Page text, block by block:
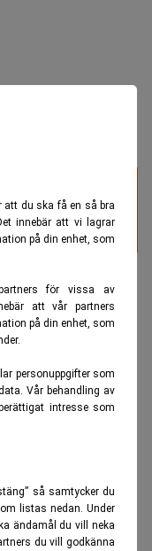
att du ska få en så bra
innebär att vi lagrar
på din enhet, som
för vissa av
att vår partners
på din enhet, som
personuppgifter som
Vår behandling av
intresse som
så samtycker du
listas nedan. Under
ändamål du vill neka
du vill godkänna
stämde Google
vid Stockholms
om tio miljoner
”Bankomat”
som ATM och
skrevDagens
och att Googles